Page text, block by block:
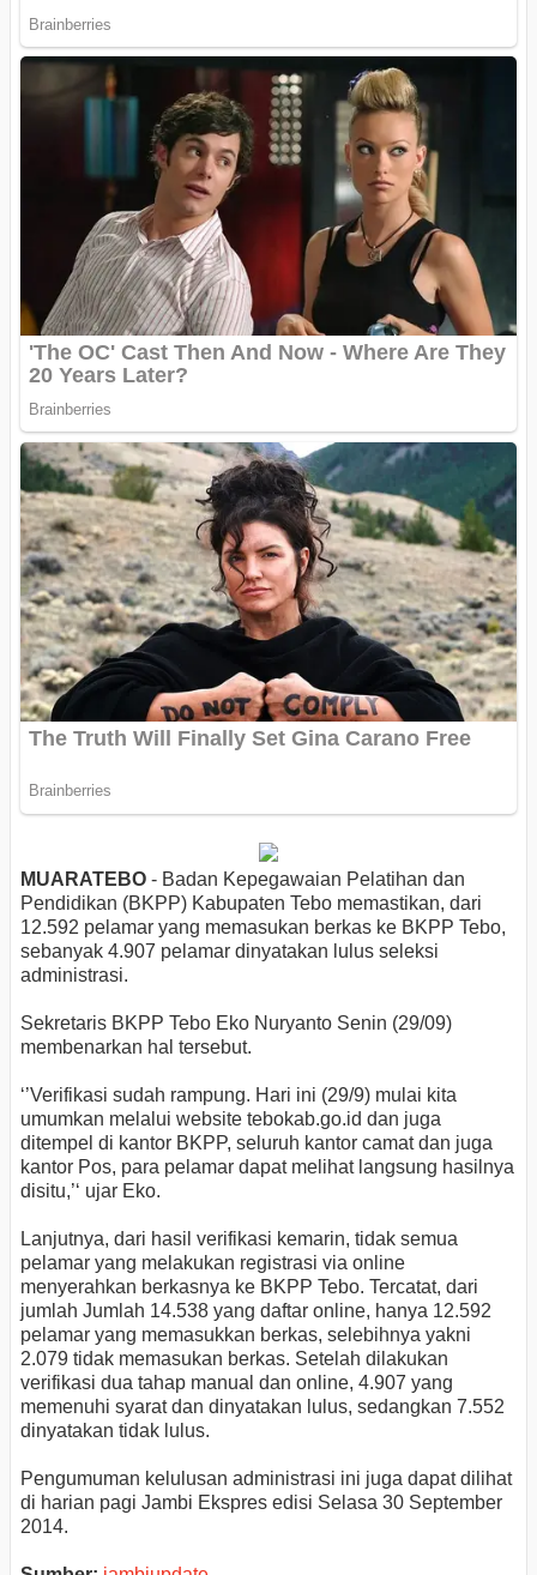
MUARATEBO - Badan Kepegawaian Pelatihan dan
Pendidikan (BKPP) Kabupaten Tebo memastikan, dari
12.592 pelamar yang memasukan berkas ke BKPP Tebo,
sebanyak 4.907 pelamar dinyatakan lulus seleksi
administrasi.
Sekretaris BKPP Tebo Eko Nuryanto Senin (29/09)
membenarkan hal tersebut.
‘’Verifikasi sudah rampung. Hari ini (29/9) mulai kita
umumkan melalui website tebokab.go.id dan juga
ditempel di kantor BKPP, seluruh kantor camat dan juga
kantor Pos, para pelamar dapat melihat langsung hasilnya
disitu,’‘ ujar Eko.
Lanjutnya, dari hasil verifikasi kemarin, tidak semua
pelamar yang melakukan registrasi via online
menyerahkan berkasnya ke BKPP Tebo. Tercatat, dari
jumlah Jumlah 14.538 yang daftar online, hanya 12.592
pelamar yang memasukkan berkas, selebihnya yakni
2.079 tidak memasukan berkas. Setelah dilakukan
verifikasi dua tahap manual dan online, 4.907 yang
memenuhi syarat dan dinyatakan lulus, sedangkan 7.552
dinyatakan tidak lulus.
Pengumuman kelulusan administrasi ini juga dapat dilihat
di harian pagi Jambi Ekspres edisi Selasa 30 September
2014.